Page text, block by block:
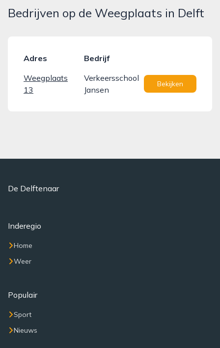
Bedrijven op de Weegplaats in Delft
Adres
Bedrijf
Weegplaats
13
Verkeersschool
Jansen
Bekijken
De Delftenaar
Inderegio
Home
Weer
Populair
Sport
Nieuws